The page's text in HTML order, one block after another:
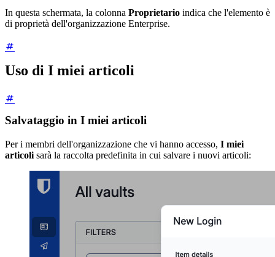
In questa schermata, la colonna Proprietario indica che l'elemento è
di proprietà dell'organizzazione Enterprise.
Uso di I miei articoli
Salvataggio in I miei articoli
Per i membri dell'organizzazione che vi hanno accesso, I miei
articoli sarà la raccolta predefinita in cui salvare i nuovi articoli: